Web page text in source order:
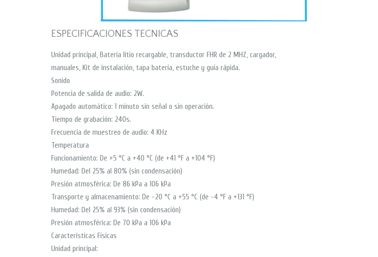
ESPECIFICACIONES TECNICAS
Unidad principal, Batería litio recargable, transductor FHR de 2 MHZ, cargador,
manuales, Kit de instalación, tapa batería, estuche y guía rápida.
Sonido
Potencia de salida de audio: 2W.
Apagado automático: 1 minuto sin señal o sin operación.
Tiempo de grabación: 240s.
Frecuencia de muestreo de audio: 4 KHz
Temperatura
Funcionamiento: De +5 °C a +40 °C (de +41 °F a +104 °F)
Humedad: Del 25% al 80% (sin condensación)
Presión atmosférica: De 86 kPa a 106 kPa
Transporte y almacenamiento: De -20 °C a +55 °C (de -4 °F a +131 °F)
Humedad: Del 25% al 93% (sin condensación)
Presión atmosférica: De 70 kPa a 106 kPa
Características Físicas
Unidad principal: